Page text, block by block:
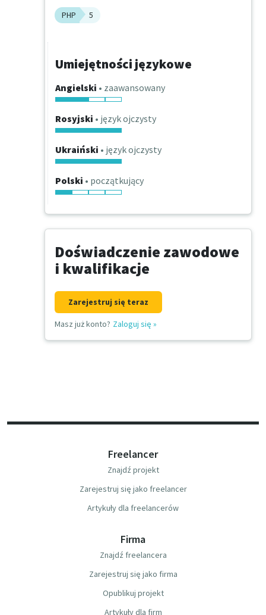
PHP 5
Umiejętności językowe
Angielski • zaawansowany
Rosyjski • język ojczysty
Ukraiński • język ojczysty
Polski • początkujący
Doświadczenie zawodowe
i kwalifikacje
Zarejestruj się teraz
Masz już konto? Zaloguj się »
Freelancer
Znajdź projekt
Zarejestruj się jako freelancer
Artykuły dla freelancerów
Firma
Znajdź freelancera
Zarejestruj się jako firma
Opublikuj projekt
Artykuły dla firm